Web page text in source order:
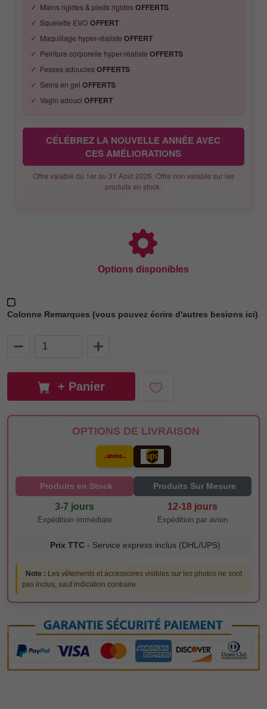
Mains rigides & pieds rigidesOFFERTS
Squelette EVO OFFERT
Maquillage hyper-réaliste OFFERT
Peinture corporelle hyper-réaliste OFFERTS
Fesses adouciesOFFERTS
Seins en gel OFFERTS
Vagin adouci OFFERT
CÉLÉBREZ LA NOUVELLE ANNÉE AVEC
CES AMÉLIORATIONS
Offre valable du 1er au 31 Août 2026. Offre non valable sur les
produits en stock.
Options disponibles
Colonne Remarques (vous pouvez écrire d'autres besions ici)
+ Panier
OPTIONS DE LIVRAISON
Produits en Stock
3-7 jours
Expédition immédiate
Produits Sur Mesure
12-18 jours
Expédition par avion
Prix TTC - Service express inclus (DHL/UPS)
Note : Les vêtements et accessoires visibles sur les photos ne sont
pas inclus, sauf indication contraire.